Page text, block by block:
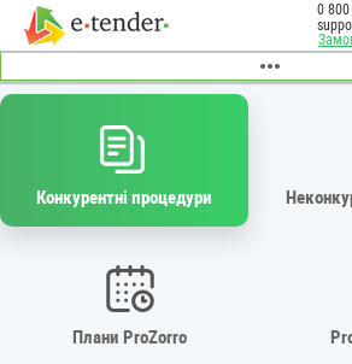
0
Конкурентні процедури
Плани ProZorro